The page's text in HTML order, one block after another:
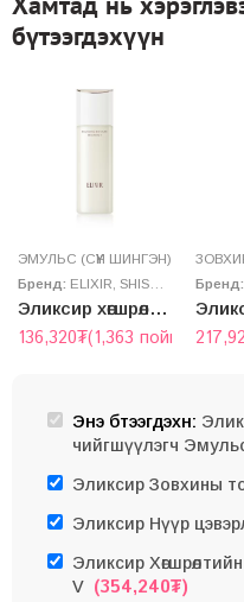
бүтээгдэхүүн
ЭМУЛЬС (СҮҮН ШИНГЭН)
Бренд: ELIXIR SHISEIDO
Эликсир хөгшрөлтийн эсрэг чийгшүүлэгч Эмульс
136,320₮(1,363 пойнт)
Бренд:
Энэ бүтээгдэхүүн:
чийгшүүлэгч
Эликсир Зовхины
Эликсир Нүүр
Эликсир
V (354,240₮)